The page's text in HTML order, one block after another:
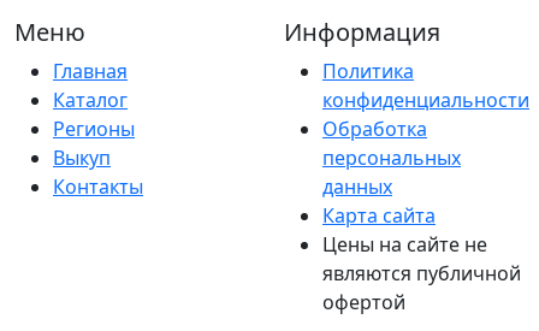
Меню
Главная
Каталог
Регионы
Выкуп
Контакты
Информация
Политика
конфиденциальности
Обработка
персональных
данных
Карта сайта
Цены на сайте не
являются публичной
офертой